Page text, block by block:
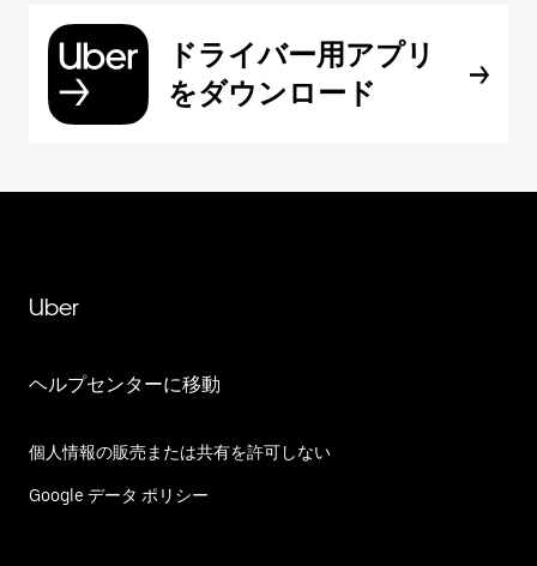
ドライバー用アプリ
をダウンロード
Uber
ヘルプセンターに移動
個人情報の販売または共有を許可しない
Google データ ポリシー